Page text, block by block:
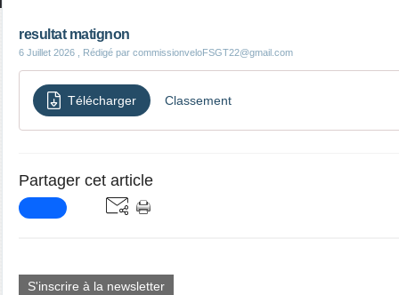
resultat matignon
6 Juillet 2026 , Rédigé par commissionveloFSGT22@gmail.com
Télécharger Classement
Partager cet article
S'inscrire à la newsletter